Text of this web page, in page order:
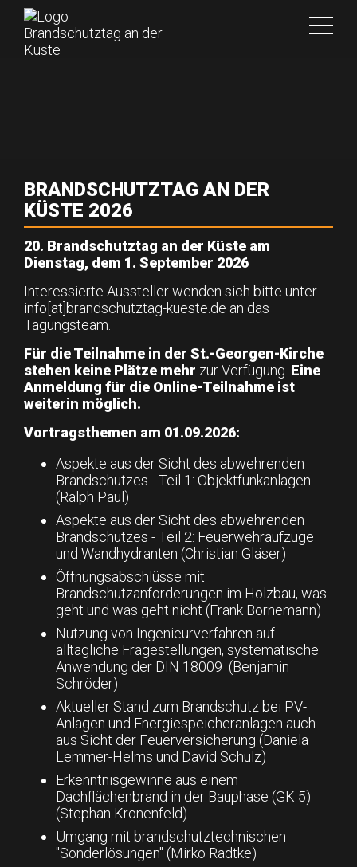
BRANDSCHUTZTAG AN DER
KÜSTE 2026
20. Brandschutztag an der Küste am
Dienstag, dem 1. September 2026
Interessierte Aussteller wenden sich bitte unter
info[at]brandschutztag-kueste.de an das
Tagungsteam.
Für die Teilnahme in der St.-Georgen-Kirche
stehen keine Plätze mehr zur Verfügung. Eine
Anmeldung für die Online-Teilnahme ist
weiterin möglich.
Vortragsthemen am 01.09.2026:
Aspekte aus der Sicht des abwehrenden
Brandschutzes - Teil 1: Objektfunkanlagen
(Ralph Paul)
Aspekte aus der Sicht des abwehrenden
Brandschutzes - Teil 2: Feuerwehraufzüge
und Wandhydranten (Christian Gläser)
Öffnungsabschlüsse mit
Brandschutzanforderungen im Holzbau, was
geht und was geht nicht (Frank Bornemann)
Nutzung von Ingenieurverfahren auf
alltägliche Fragestellungen, systematische
Anwendung der DIN 18009 (Benjamin
Schröder)
Aktueller Stand zum Brandschutz bei PV-
Anlagen und Energiespeicheranlagen auch
aus Sicht der Feuerversicherung (Daniela
Lemmer-Helms und David Schulz)
Erkenntnisgewinne aus einem
Dachflächenbrand in der Bauphase (GK 5)
(Stephan Kronenfeld)
Umgang mit brandschutztechnischen
"Sonderlösungen" (Mirko Radtke)